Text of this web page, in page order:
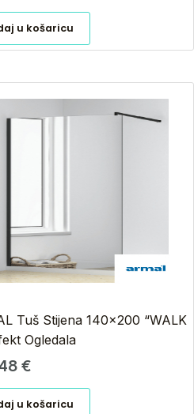
u košaricu
Tuš Stijena 140×200 “WALK
Ogledala
€
u košaricu